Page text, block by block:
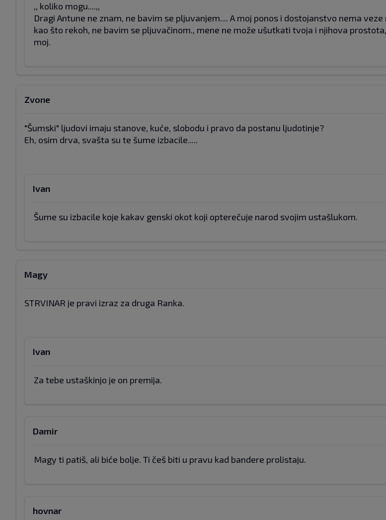
,, koliko mogu....,,
Dragi Antune ne znam, ne bavim se pljuvanjem.... A moj ponos i dostojanstvo nema veze
kao što rekoh, ne bavim se pljuvačinom., mene ne može ušutkati tvoja i njihova
moj.
Zvone
"Šumski" ljudovi imaju stanove, kuće, slobodu i pravo da postanu ljudotinje?
Eh, osim drva, svašta su te šume izbacile.....
Ivan
Šume su izbacile koje kakav genski okot koji opterečuje narod svojim ustašlukom.
Magy
STRVINAR je pravi izraz za druga Ranka.
Ivan
Za tebe ustaškinjo je on premija.
Damir
Magy ti patiš, ali biće bolje. Ti češ biti u pravu kad bandere prolistaju.
hovnar